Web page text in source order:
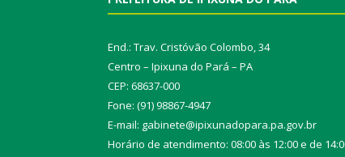
End.: Trav. Cristóvão Colombo, 34
Centro – Ipixuna do Pará – PA
CEP: 68637-000
Fone: (91) 98867-4947
E-mail: gabinete@ipixunadopara.pa.gov.br
Horário de atendimento: 08:00 às 12:00 e de